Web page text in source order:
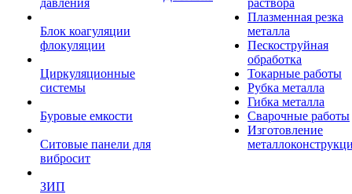
давления
Блок коагуляции
флокуляции
Циркуляционные
системы
Буровые емкости
Ситовые панели для
вибросит
ЗИП
раствора
Плазменная резка
металла
Пескоструйная
обработка
Токарные работы
Рубка металла
Гибка металла
Сварочные работы
Изготовление